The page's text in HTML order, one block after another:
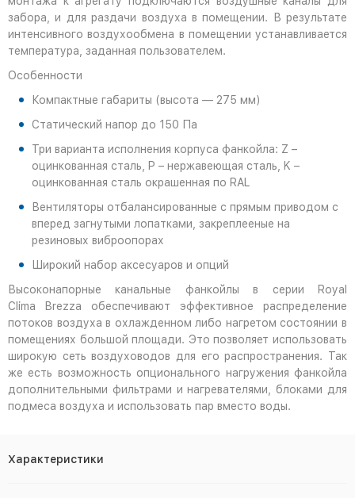
забора, и для раздачи воздуха в помещении. В результате
интенсивного воздухообмена в помещении устанавливается
температура, заданная пользователем.
Особенности
Компактные габариты (высота — 275 мм)
Статический напор до 150 Па
Три варианта исполнения корпуса фанкойла: Z –
оцинкованная сталь, P – нержавеющая сталь, K –
оцинкованная сталь окрашенная по RAL
Вентиляторы отбалансированные с прямым приводом с
вперед загнутыми лопатками, закреплееные на
резиновых виброопорах
Широкий набор аксесуаров и опций
Высоконапорные канальные фанкойлы в серии Royal
Clima Brezza обеспечивают эффективное распределение
потоков воздуха в охлажденном либо нагретом состоянии в
помещениях большой площади. Это позволяет использовать
широкую сеть воздуховодов для его распространения. Так
же есть возможность опционального нагружения фанкойла
дополнительными фильтрами и нагревателями, блоками для
подмеса воздуха и использовать пар вместо воды.
Характеристики